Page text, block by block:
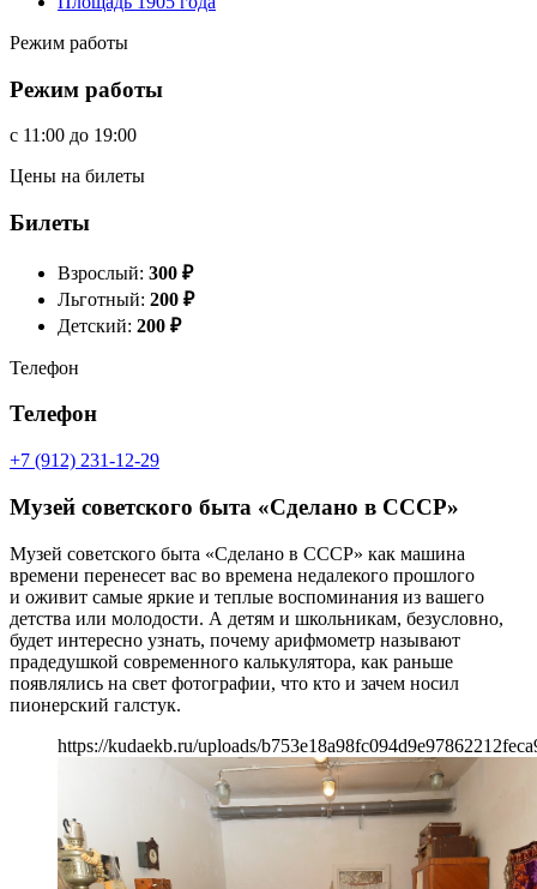
Режим работы
Режим работы
c 11:00 до 19:00
Цены на билеты
Билеты
Взрослый: 300 ₽
Льготный: 200 ₽
Детский: 200 ₽
Телефон
Телефон
+7 (912) 231-12-29
Музей советского быта «Сделано в СССР»
Музей советского быта «Сделано в СССР» как машина
времени перенесет вас во времена недалекого прошлого
и оживит самые яркие и теплые воспоминания из вашего
детства или молодости. А детям и школьникам, безусловно,
будет интересно узнать, почему арифмометр называют
прадедушкой современного калькулятора, как раньше
появлялись на свет фотографии, что кто и зачем носил
пионерский галстук.
https://kudaekb.ru/uploads/